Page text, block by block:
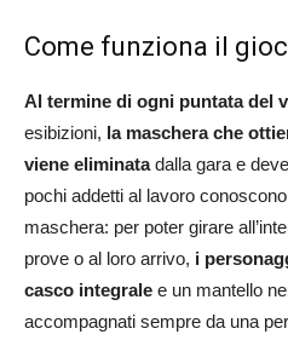
Come funziona il
Al termine di ogni puntata del
esibizioni, la maschera che
viene eliminatadalla gara e
pochi addetti al lavoro
maschera: per poter girare
prove o al loro arrivo, i
casco integrale e un mantello
accompagnati sempre da una